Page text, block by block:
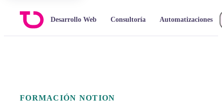
Desarrollo Web Consultoría Automatizaciones
FORMACIÓN NOTION